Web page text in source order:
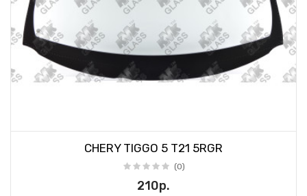
CHERY TIGGO 5 T21 5RGR
(0)
210р.